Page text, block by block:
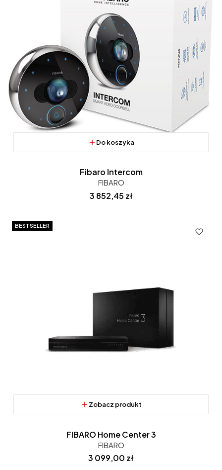
Do koszyka
Fibaro Intercom
FIBARO
Cena
3 852,45 zł
BESTSELLER
Zobacz produkt
FIBARO Home Center 3
FIBARO
Cena
3 099,00 zł